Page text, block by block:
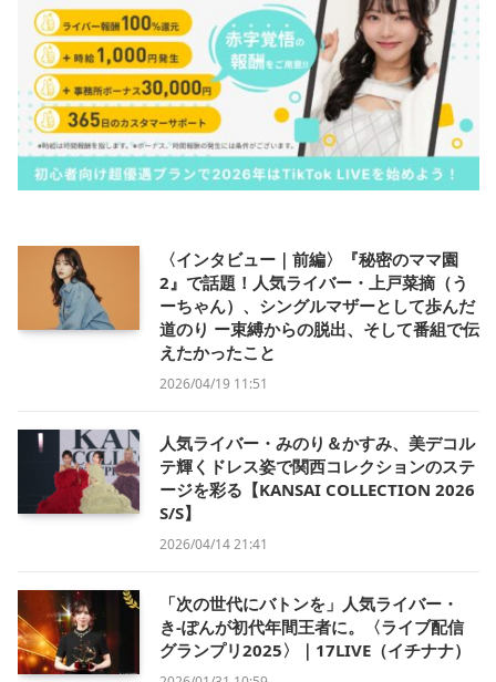
〈インタビュー｜前編〉『秘密のママ園
2』で話題！人気ライバー・上戸菜摘（う
ーちゃん）、シングルマザーとして歩んだ
道のり ー束縛からの脱出、そして番組で伝
えたかったこと
2026/04/19 11:51
人気ライバー・みのり＆かすみ、美デコル
テ輝くドレス姿で関西コレクションのステ
ージを彩る【KANSAI COLLECTION 2026
S/S】
2026/04/14 21:41
「次の世代にバトンを」人気ライバー・
き-ぽんが初代年間王者に。〈ライブ配信
グランプリ2025〉｜17LIVE（イチナナ）